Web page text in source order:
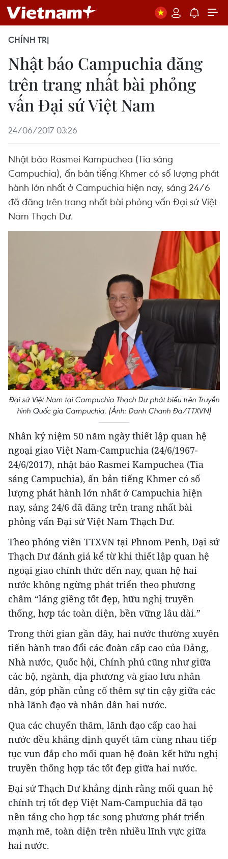
CHÍNH TRỊ
Nhật báo Campuchia đăng
trên trang nhất bài phỏng
vấn Đại sứ Việt Nam
24/06/2017 03:26
Nhật báo Rasmei Kampuchea (Tia sáng
Campuchia), ấn bản tiếng Khmer có số lượng phát
hành lớn nhất ở Campuchia hiện nay, sáng 24/6
đã đăng trên trang nhất bài phỏng vấn Đại sứ Việt
Nam Thạch Dư.
Đại sứ Việt Nam tại Campuchia Thạch Dư phát biểu trên Truyền
hình Quốc gia Campuchia. (Ảnh: Danh Chanh Đa/TTXVN)
Nhân kỷ niệm 50 năm ngày thiết lập quan hệ
ngoại giao Việt Nam​-Campuchia (24/6/1967-
24/6/2017), nhật báo Rasmei Kampuchea (Tia
sáng Campuchia), ấn bản tiếng Khmer có số
lượng phát hành lớn nhất ở Campuchia hiện
nay, sáng 24/6 đã đăng trên trang nhất bài
phỏng vấn Đại sứ Việt Nam Thạch Dư.
Theo phóng viên TTXVN tại Phnom Penh, Đại sứ
Thạch Dư đánh giá kể từ khi thiết lập quan hệ
ngoại giao chính thức đến nay, quan hệ hai
nước không ngừng phát triển theo phương
châm “láng giềng tốt đẹp, hữu nghị truyền
thống, hợp tác toàn diện, bền vững lâu dài.”
Trong thời gian gần đây, hai nước thường xuyên
tiến hành trao đổi các đoàn cấp cao của Đảng,
Nhà nước, Quốc hội, Chính phủ cũng như giữa
các bộ, ngành, địa phương và giao lưu nhân
dân, góp phần củng cố thêm sự tin cậy giữa các
nhà lãnh đạo và nhân dân hai nước.
Qua các chuyến thăm, lãnh đạo cấp cao hai
nước đều khẳng định quyết tâm cùng nhau tiếp
tục vun đắp cho mối quan hệ đoàn kết hữu nghị
truyền thống hợp tác tốt đẹp giữa hai nước.
Đại sứ Thạch Dư khẳng định rằng mối quan hệ
chính trị tốt đẹp Việt Nam-Campuchia đã tạo
nền tảng cho hợp tác song phương phát triển
mạnh mẽ, toàn diện trên nhiều lĩnh vực giữa
hai nước.